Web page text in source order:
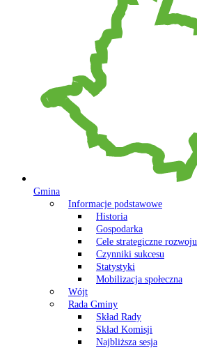
Gmina
Informacje podstawowe
Historia
Gospodarka
Cele strategiczne rozwoju
Czynniki sukcesu
Statystyki
Mobilizacja społeczna
Wójt
Rada Gminy
Skład Rady
Skład Komisji
Najbliższa sesja